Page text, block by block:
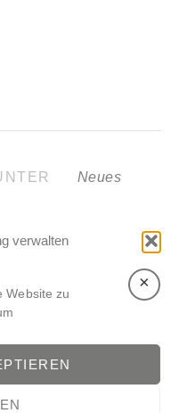
verwalten
×
Website zu
Neues
BEITRAG